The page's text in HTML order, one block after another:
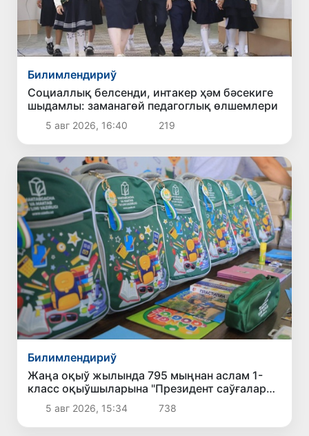
Билимлендириў
Социаллық белсенди, интакер ҳәм бәсекиге
шыдамлы: заманагөй педагоглық өлшемлери
5 авг 2026, 16:40 219
Билимлендириў
Жаңа оқыў жылында 795 мыңнан аслам 1-
класс оқыўшыларына "Президент саўғалары"
тапсырылады
5 авг 2026, 15:34 738